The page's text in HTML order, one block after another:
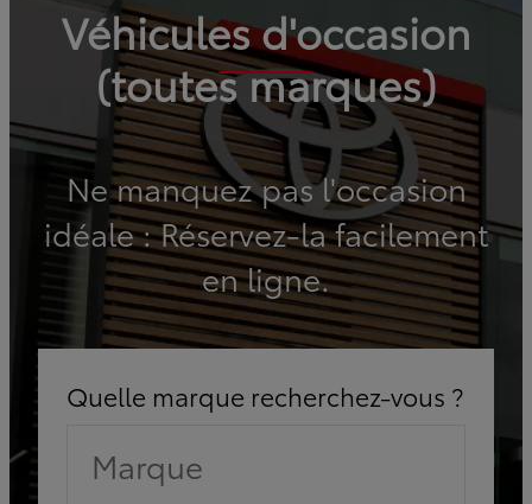
Véhicules d'occasion
(toutes marques)
Ne manquez pas l'occasion
idéale : Réservez-la facilement
en ligne.
Quelle marque recherchez-vous ?
Marque